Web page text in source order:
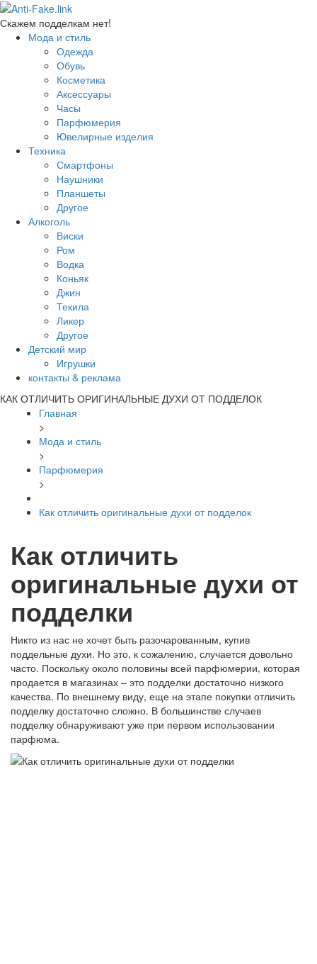
Скажем подделкам нет!
Мода и стиль
Одежда
Обувь
Косметика
Аксессуары
Часы
Парфюмерия
Ювелирные изделия
Техника
Смартфоны
Наушники
Планшеты
Другое
Алкоголь
Виски
Ром
Водка
Коньяк
Джин
Текила
Ликер
Другое
Детский мир
Игрушки
контакты & реклама
КАК ОТЛИЧИТЬ ОРИГИНАЛЬНЫЕ ДУХИ ОТ ПОДДЕЛОК
Главная
>
Мода и стиль
>
Парфюмерия
>
Как отличить оригинальные духи от подделок
Как отличить
оригинальные духи от
подделки
Никто из нас не хочет быть разочарованным, купив
поддельные духи. Но это, к сожалению, случается довольно
часто. Поскольку около половины всей парфюмерии, которая
продается в магазинах – это подделки достаточно низкого
качества. По внешнему виду, еще на этапе покупки отличить
подделку достаточно сложно. В большинстве случаев
подделку обнаруживают уже при первом использовании
парфюма.